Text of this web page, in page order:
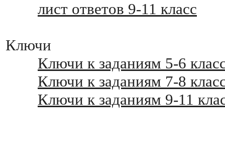
лист ответов 9-11 класс
Ключи
Ключи к заданиям 5-6
Ключи к заданиям 7-8
Ключи к заданиям 9-11